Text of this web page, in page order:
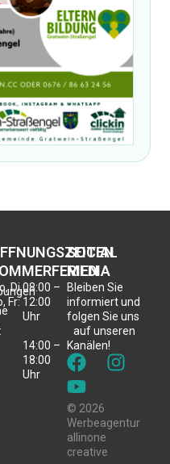
Di,
Fr:
08:00 –
12:00
Uhr
14:00 –
18:00
Uhr
SOCIAL
MEDIA
Bleiben Sie
informiert und
folgen Sie uns
auf unseren
Kanälen!
© 2026
Werbeagentur
allinone
creative